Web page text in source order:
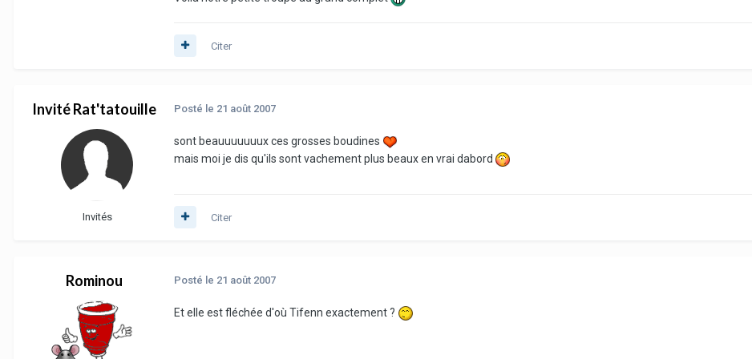
Citer
Invité Rat'tatouille
Invités
Posté le 21 août 2007
sont beauuuuuuux ces grosses boudines
mais moi je dis qu'ils sont vachement plus beaux en vrai dabord
Citer
Rominou Posté le 21 août 2007
Et elle est fléchée d'où Tifenn exactement ?